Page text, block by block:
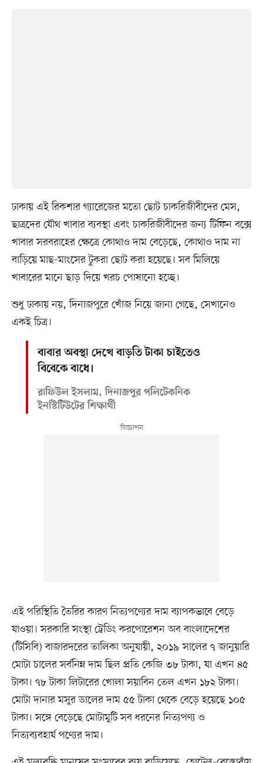
ঢাকায় এই রিকশার গ্যারেজের মতো ছোট চাকরিজীবীদের মেস,
ছাত্রদের যৌথ খাবার ব্যবস্থা এবং চাকরিজীবীদের জন্য টিফিন বক্সে
খাবার সরবরাহের ক্ষেত্রে কোথাও দাম বেড়েছে, কোথাও দাম না
বাড়িয়ে মাছ-মাংসের টুকরা ছোট করা হয়েছে। সব মিলিয়ে
খাবারের মানে ছাড় দিয়ে খরচ পোষানো হচ্ছে।
শুধু ঢাকায় নয়, দিনাজপুরে খোঁজ নিয়ে জানা গেছে, সেখানেও
একই চিত্র।
বাবার অবস্থা দেখে বাড়তি টাকা চাইতেও
বিবেকে বাধে।
রাফিউল ইসলাম, দিনাজপুর পলিটেকনিক
ইনস্টিটিউটের শিক্ষার্থী
এই পরিস্থিতি তৈরির কারণ নিত্যপণ্যের দাম ব্যাপকভাবে বেড়ে
যাওয়া। সরকারি সংস্থা ট্রেডিং করপোরেশন অব বাংলাদেশের
(টিসিবি) বাজারদরের তালিকা অনুযায়ী, ২০১৯ সালের ৭ জানুয়ারি
মোটা চালের সর্বনিম্ন দাম ছিল প্রতি কেজি ৩৮ টাকা, যা এখন ৪৫
টাকা। ৭৮ টাকা লিটারের খোলা সয়াবিন তেল এখন ১৮২ টাকা।
মোটা দানার মসুর ডালের দাম ৫৫ টাকা থেকে বেড়ে হয়েছে ১০৫
টাকা। সঙ্গে বেড়েছে মোটামুটি সব ধরনের নিত্যপণ্য ও
নিত্যব্যবহার্য পণ্যের দাম।